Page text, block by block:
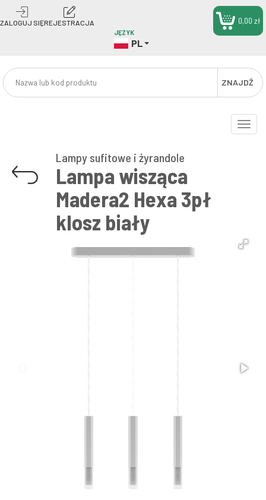
ZALOGUJ SIĘREJESTRACJA
JĘZYK
PL
ZNAJDŹ
0,00 zł
Toggle
Lampy sufitowe i żyrandole
Lampa wisząca
Madera2 Hexa 3pł
klosz biały